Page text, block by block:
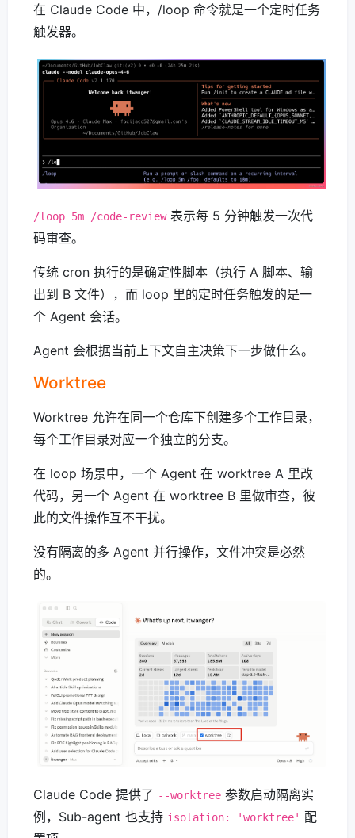
在 Claude Code 中，/loop 命令就是一个定时任务
触发器。
/loop 5m /code-review表示每 5 分钟触发一次代
码审查。
传统 cron 执行的是确定性脚本（执行 A 脚本、输
出到 B 文件），而 loop 里的定时任务触发的是一
个 Agent 会话。
Agent 会根据当前上下文自主决策下一步做什么。
Worktree
Worktree 允许在同一个仓库下创建多个工作目录，
每个工作目录对应一个独立的分支。
在 loop 场景中，一个 Agent 在 worktree A 里改
代码，另一个 Agent 在 worktree B 里做审查，彼
此的文件操作互不干扰。
没有隔离的多 Agent 并行操作，文件冲突是必然
的。
Claude Code 提供了 --worktree 参数启动隔离实
例，Sub-agent 也支持 isolation: 'worktree' 配